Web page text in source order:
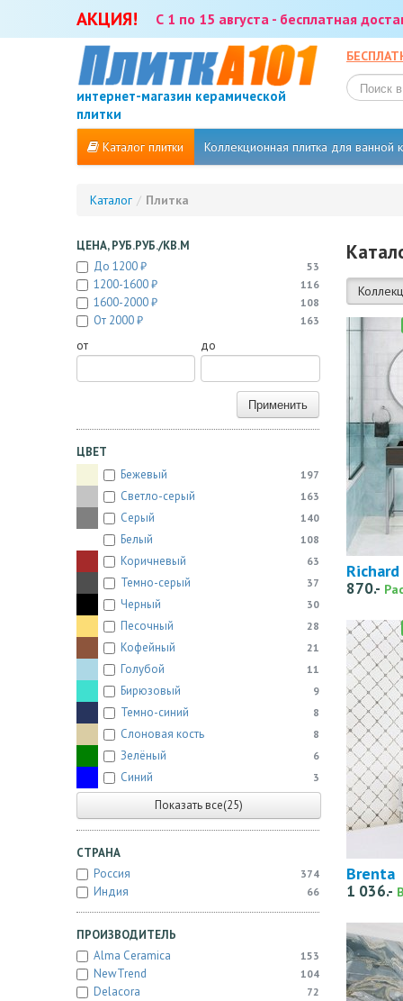
АКЦИЯ! С 1 по 15 августа - бесплатная
интернет-магазин керамической
плитки
Каталог плитки Коллекционная плитка для ванной
Каталог / Плитка
ЦЕНА, РУБ.РУБ./КВ.М
До 1200 ₽
53
1200-1600 ₽ 116
1600-2000 ₽ 108
От 2000 ₽ 163
от до
Применить
ЦВЕТ
Бежевый
197
Светло-серый 163
Серый 140
Белый 108
Коричневый 63
Темно-серый 37
Черный 30
Песочный 28
Кофейный 21
Голубой 11
Бирюзовый 9
Темно-синий 8
Слоновая кость 8
Зелёный 6
Синий 3
Показать все(25)
СТРАНА
Россия
374
Индия 66
ПРОИЗВОДИТЕЛЬ
Alma Ceramica
153
NewTrend 104
Delacora 72
Richard
870.-
Brenta
1 036.-